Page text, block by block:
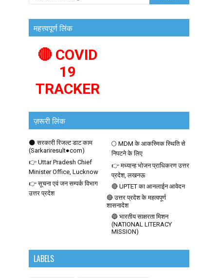
महत्त्वपूर्ण लिंक
🔴 COVID
19
TRACKER
ज़रूरी लिंक
🌑 सरकारी रिजल्ट डाट काम
(Sarkariresult●com)
🌕 MDM के आकस्मिक स्थिति से
निपटने के लिए
👉 Uttar Pradesh Chief
Minister Office, Lucknow
👉 मध्यान्ह भोजन प्राधिकरण उत्तर
प्रदेश, लखनऊ
👉 सूचना एवं जन सम्पर्क विभाग
उत्तर प्रदेश
🔴 UPTET का आनलाईन आवेदन
🔴 उत्तर प्रदेश के महत्वपूर्ण
शासनादेश
🔵 भारतीय साक्षरता मिशन
(NATIONAL LITERACY
MISSION)
LABELS